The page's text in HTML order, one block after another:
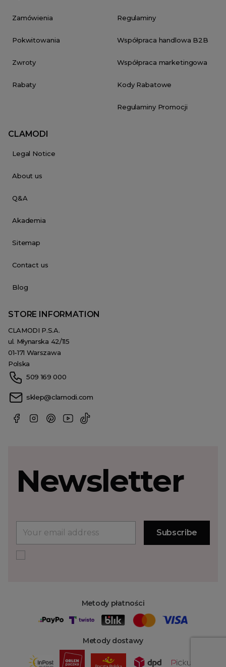
Zamówienia
Pokwitowania
Zwroty
Rabaty
Regulaminy
Współpraca handlowa B2B
Współpraca marketingowa
Kody Rabatowe
Regulaminy Promocji
CLAMODI
Legal Notice
About us
Q&A
Akademia
Sitemap
Contact us
Blog
STORE INFORMATION
CLAMODI P.S.A.
ul. Młynarska 42/115
01-171 Warszawa
Polska
509 169 000
sklep@clamodi.com
Metody płatności
Metody dostawy
Newsletter